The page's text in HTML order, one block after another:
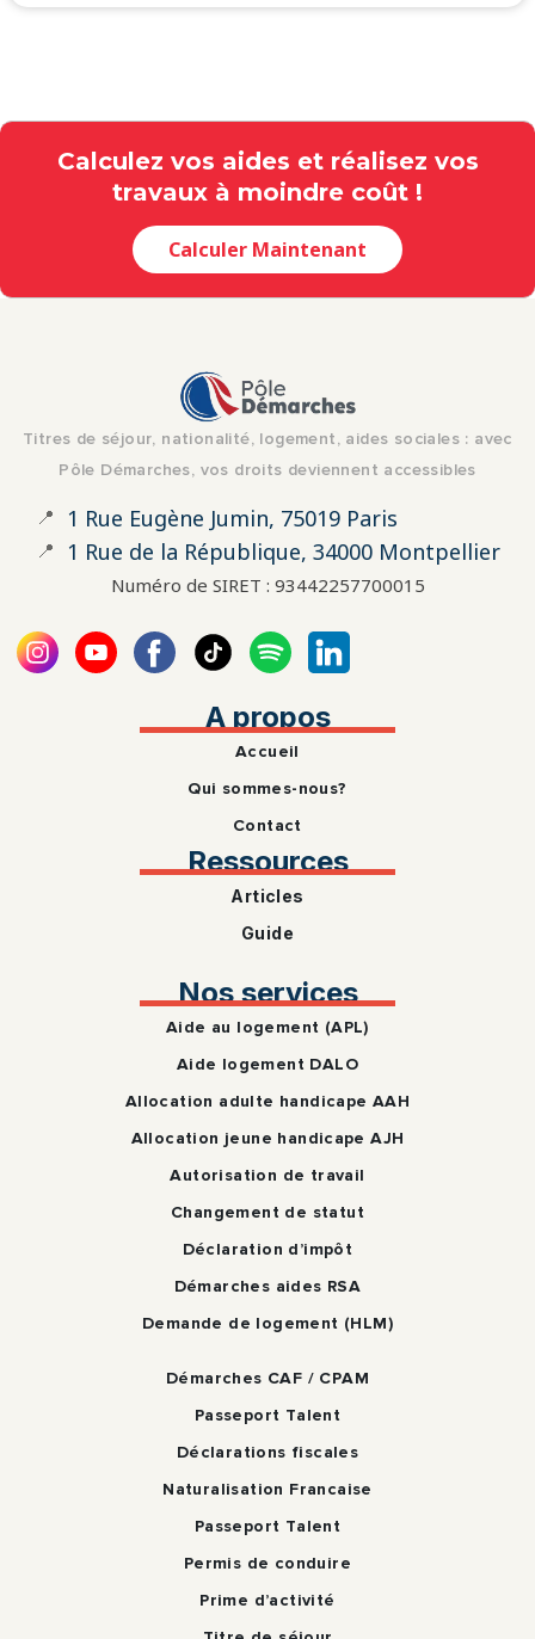
Calculez vos aides et réalisez vos
travaux à moindre coût !
Calculer Maintenant
Titres de séjour, nationalité, logement, aides sociales : avec
Pôle Démarches, vos droits deviennent accessibles
📍 1 Rue Eugène Jumin, 75019 Paris
📍 1 Rue de la République, 34000 Montpellier
Numéro de SIRET : 93442257700015
A propos
Accueil
Qui sommes-nous?
Contact
Ressources
Articles
Guide
Nos services
Aide au logement (APL)
Aide logement DALO
Allocation adulte handicape AAH
Allocation jeune handicape AJH
Autorisation de travail
Changement de statut
Déclaration d’impôt
Démarches aides RSA
Demande de logement (HLM)
Démarches CAF / CPAM
Passeport Talent
Déclarations fiscales
Naturalisation Francaise
Passeport Talent
Permis de conduire
Prime d’activité